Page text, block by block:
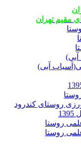
مقیم تهران
آبی)
روستای کندرود
روستا
روستا